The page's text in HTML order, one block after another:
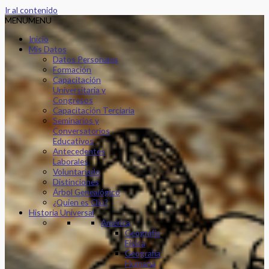
Ir al contenido
MENUMENU
Inicio
Mis Datos
Datos Personales
Formación
Capacitación
Universitaria y
Congresos
Capacitación Terciaria
Seminarios y
Conversatorios
Educativos
Antecedentes
Laborales
Voluntariado
Distinciones
Árbol Genealógico
¿Quien es Clio?
Historia Universal
América
Geografía
Física
Geografía
Humana